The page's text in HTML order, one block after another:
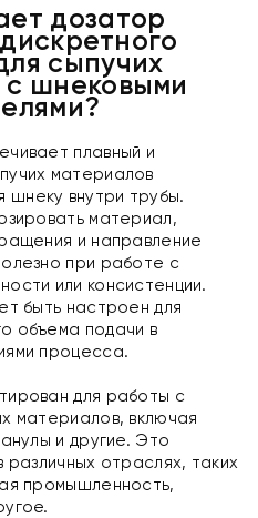
дозатор
сыпучих
шнековыми
плавный и
материалов
внутри трубы.
материал,
и направление
при работе с
или консистенции.
быть настроен для
объема подачи в
процесса.
для работы с
материалов, включая
и другие. Это
различных отраслях, таких
промышленность,